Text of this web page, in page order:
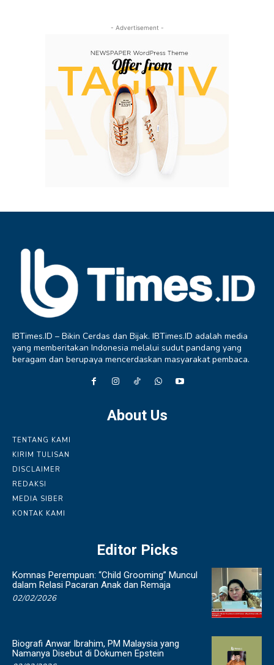
- Advertisement -
IBTimes.ID – Bikin Cerdas dan Bijak. IBTimes.ID adalah media
yang memberitakan Indonesia melalui sudut pandang yang
beragam dan berupaya mencerdaskan masyarakat pembaca.
About Us
TENTANG KAMI
KIRIM TULISAN
DISCLAIMER
REDAKSI
MEDIA SIBER
KONTAK KAMI
Editor Picks
Komnas Perempuan: “Child Grooming” Muncul
dalam Relasi Pacaran Anak dan Remaja
02/02/2026
Biografi Anwar Ibrahim, PM Malaysia yang
Namanya Disebut di Dokumen Epstein